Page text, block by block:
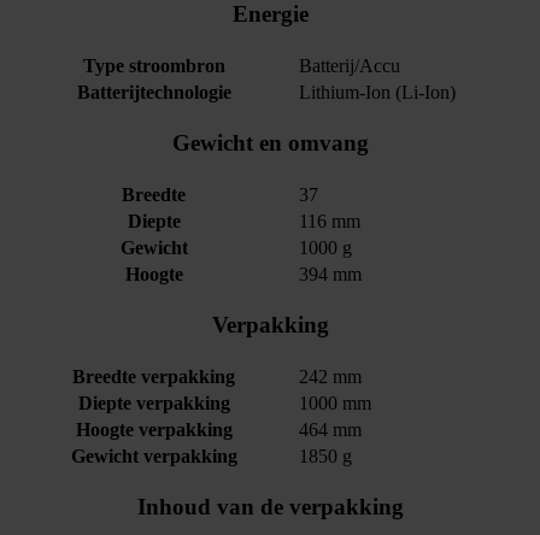
Energie
Type stroombron
Batterij/Accu
Batterijtechnologie
Lithium-Ion (Li-Ion)
Gewicht en omvang
Breedte
37
Diepte
116 mm
Gewicht
1000 g
Hoogte
394 mm
Verpakking
Breedte verpakking
242 mm
Diepte verpakking
1000 mm
Hoogte verpakking
464 mm
Gewicht verpakking
1850 g
Inhoud van de verpakking